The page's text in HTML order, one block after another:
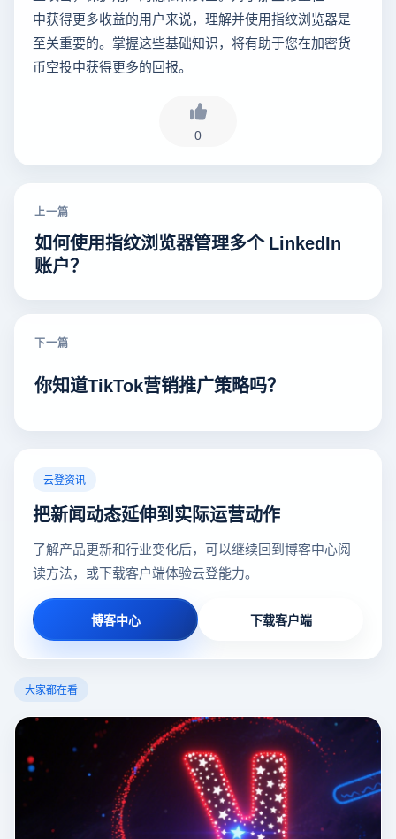
中获得更多收益的用户来说，理解并使用指纹浏览器是
至关重要的。掌握这些基础知识，将有助于您在加密货
币空投中获得更多的回报。
0
上一篇
如何使用指纹浏览器管理多个 LinkedIn
账户？
下一篇
你知道TikTok营销推广策略吗？
云登资讯
把新闻动态延伸到实际运营动作
了解产品更新和行业变化后，可以继续回到博客中心阅
读方法，或下载客户端体验云登能力。
博客中心 下载客户端
大家都在看